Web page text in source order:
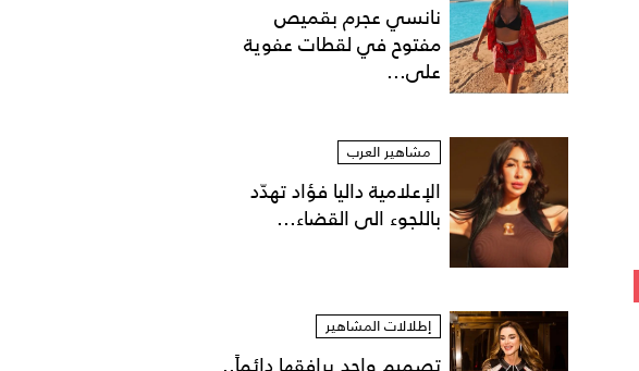
نانسي عجرم بقميص
مفتوح في لقطات عفوية
على...
مشاهير العرب
الإعلامية داليا فؤاد تهدّد
باللجوء الى القضاء...
إطلالات المشاهير